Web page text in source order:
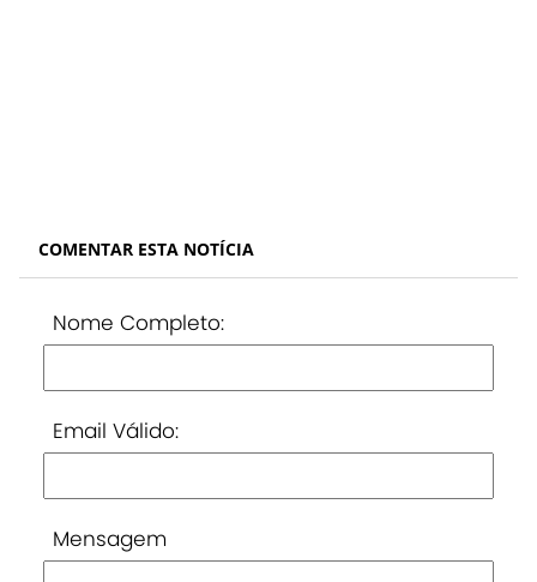
COMENTAR ESTA NOTÍCIA
Nome Completo:
Email Válido:
Mensagem